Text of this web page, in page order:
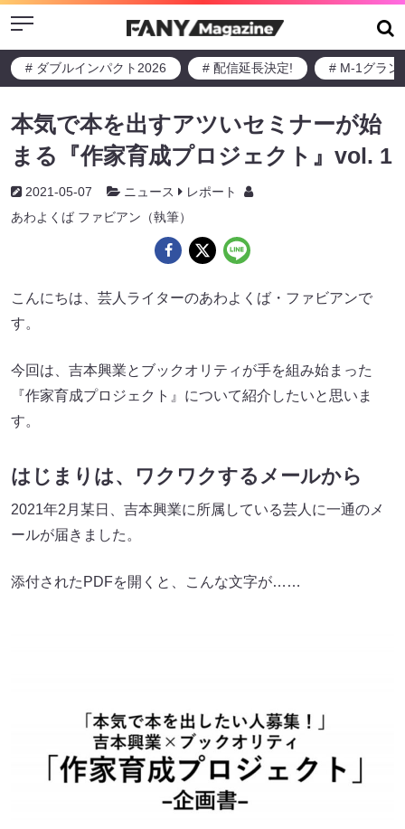
Menu
# ダブルインパクト2026 # 配信延長決定! # M-1グラン
本気で本を出すアツいセミナーが始
まる『作家育成プロジェクト』vol. 1
2021-05-07 ニュース
レポート
あわよくば ファビアン（執筆）
こんにちは、芸人ライターのあわよくば・ファビアンで
す。
今回は、吉本興業とブックオリティが手を組み始まった
『作家育成プロジェクト』について紹介したいと思いま
す。
はじまりは、ワクワクするメールから
2021年2月某日、吉本興業に所属している芸人に一通のメ
ールが届きました。
添付されたPDFを開くと、こんな文字が……